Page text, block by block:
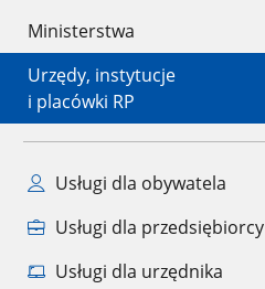
Ministerstwa
Urzędy, instytucje
i placówki RP
Usługi dla obywatela
Usługi dla przedsiębiorcy
Usługi dla urzędnika